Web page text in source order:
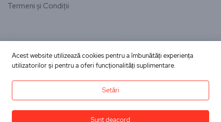
Termeni și Condiții
Copyright © Toate drepturile rezervate
Acest website utilizează cookies pentru a îmbunătăți experiența
utilizatorilor și pentru a oferi funcționalități suplimentare.
Setări
Sunt deacord